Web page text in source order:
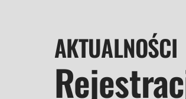
AKTUALNOŚCI